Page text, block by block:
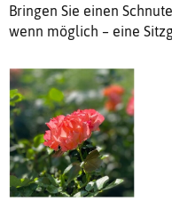
Bringen Sie einen
wenn möglich – eine